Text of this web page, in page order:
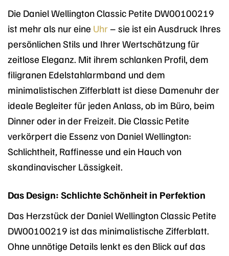
Die Daniel Wellington Classic Petite DW00100219
ist mehr als nur eine Uhr – sie ist ein Ausdruck Ihres
persönlichen Stils und Ihrer Wertschätzung für
zeitlose Eleganz. Mit ihrem schlanken Profil, dem
filigranen Edelstahlarmband und dem
minimalistischen Zifferblatt ist diese Damenuhr der
ideale Begleiter für jeden Anlass, ob im Büro, beim
Dinner oder in der Freizeit. Die Classic Petite
verkörpert die Essenz von Daniel Wellington:
Schlichtheit, Raffinesse und ein Hauch von
skandinavischer Lässigkeit.
Das Design: Schlichte Schönheit in Perfektion
Das Herzstück der Daniel Wellington Classic Petite
DW00100219 ist das minimalistische Zifferblatt.
Ohne unnötige Details lenkt es den Blick auf das